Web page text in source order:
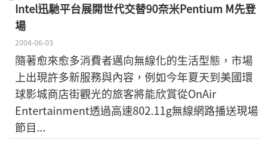
Intel迅馳平台展開世代交替90奈米Pentium M先登
場
2004-06-03
隨著愈來愈多消費者邁向無線化的生活型態，市場
上出現許多新服務與內容，例如今年夏天到美國環
球影城商店街觀光的旅客將能欣賞從OnAir
Entertainment透過高速802.11g無線網路播送現場
節目...